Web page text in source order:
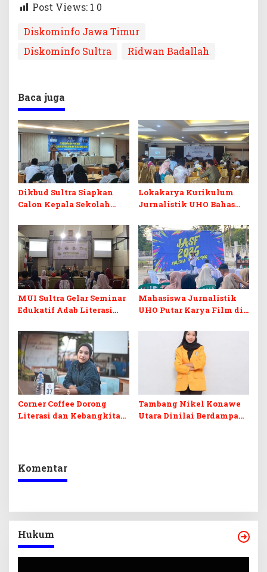
Post Views: 1 0
Diskominfo Jawa Timur
Diskominfo Sultra
Ridwan Badallah
Baca juga
Dikbud Sultra Siapkan
Calon Kepala Sekolah
Pelatihan BCKS
Lokakarya Kurikulum
Jurnalistik UHO Bahas
Era AI
MUI Sultra Gelar Seminar
Edukatif Adab Literasi
Islam
Mahasiswa Jurnalistik
UHO Putar Karya Film di
Corner Coffee Dorong
Literasi dan Kebangkitan
Tambang Nikel Konawe
Utara Dinilai Berdampak
Komentar
Hukum